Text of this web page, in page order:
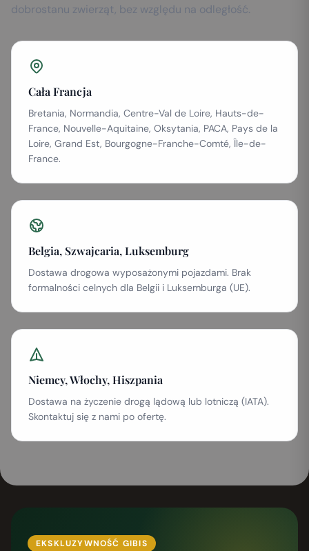
dobrostanu zwierząt, bez względu na odległość.
Cała Francja
Bretania, Normandia, Centre-Val de Loire, Hauts-de-
France, Nouvelle-Aquitaine, Oksytania, PACA, Pays de la
Loire, Grand Est, Bourgogne-Franche-Comté, Île-de-
France.
Belgia, Szwajcaria, Luksemburg
Dostawa drogowa wyposażonymi pojazdami. Brak
formalności celnych dla Belgii i Luksemburga (UE).
Niemcy, Włochy, Hiszpania
Dostawa na życzenie drogą lądową lub lotniczą (IATA).
Skontaktuj się z nami po ofertę.
EKSKLUZYWNOŚĆ GIBIS